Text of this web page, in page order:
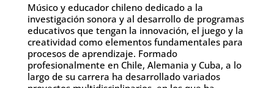
Músico y educador chileno dedicado a la
investigación sonora y al desarrollo de programas
educativos que tengan la innovación, el juego y la
creatividad como elementos fundamentales para
procesos de aprendizaje. Formado
profesionalmente en Chile, Alemania y Cuba, a lo
largo de su carrera ha desarrollado variados